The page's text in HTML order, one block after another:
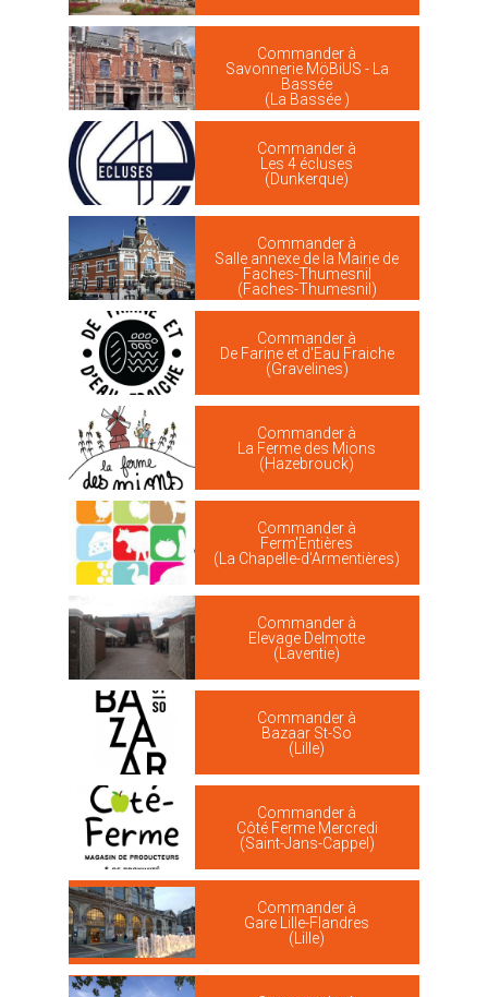
Commander à
Savonnerie MöBiUS - La
Bassée
(La Bassée )
Commander à
Les 4 écluses
(Dunkerque)
Commander à
Salle annexe de la Mairie de
Faches-Thumesnil
(Faches-Thumesnil)
Commander à
De Farine et d'Eau Fraiche
(Gravelines)
Commander à
La Ferme des Mions
(Hazebrouck)
Commander à
Ferm'Entières
(La Chapelle-d'Armentières)
Commander à
Elevage Delmotte
(Laventie)
Commander à
Bazaar St-So
(Lille)
Commander à
Côté Ferme Mercredi
(Saint-Jans-Cappel)
Commander à
Gare Lille-Flandres
(Lille)